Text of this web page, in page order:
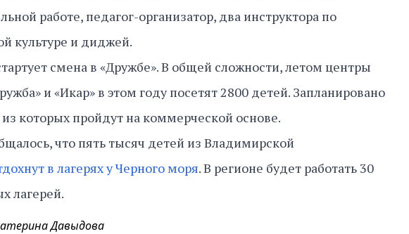
работе, педагог-организатор, два инструктора по
культуре и диджей.
смена в «Дружбе». В общей сложности, летом центры
и «Икар» в этом году посетят 2800 детей. Запланировано
которых пройдут на коммерческой основе.
что пять тысяч детей из Владимирской
в лагерях у Черного моря. В регионе будет работать 30
лагерей.
Давыдова